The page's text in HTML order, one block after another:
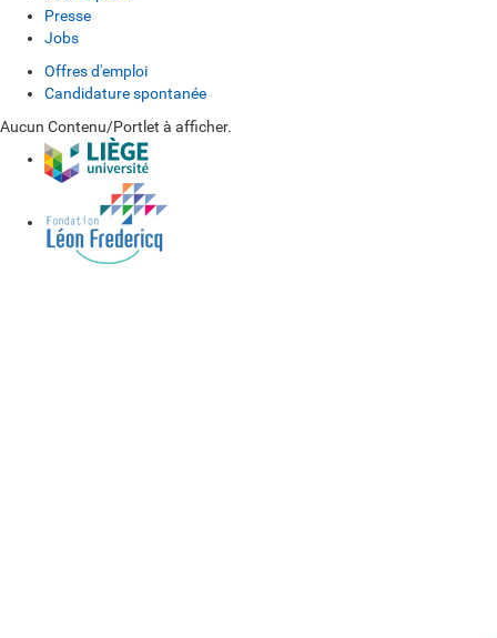
Presse
Jobs
Offres d'emploi
Candidature spontanée
Aucun Contenu/Portlet à afficher.